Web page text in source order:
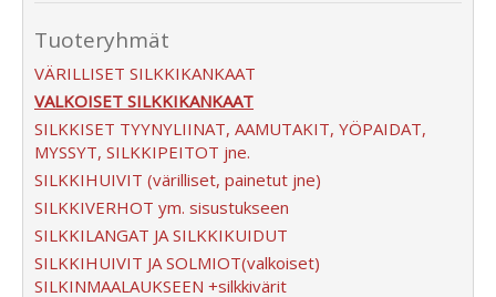
Tuoteryhmät
VÄRILLISET SILKKIKANKAAT
VALKOISET SILKKIKANKAAT
SILKKISET TYYNYLIINAT, AAMUTAKIT, YÖPAIDAT,
MYSSYT, SILKKIPEITOT jne.
SILKKIHUIVIT (värilliset, painetut jne)
SILKKIVERHOT ym. sisustukseen
SILKKILANGAT JA SILKKIKUIDUT
SILKKIHUIVIT JA SOLMIOT(valkoiset)
SILKINMAALAUKSEEN +silkkivärit